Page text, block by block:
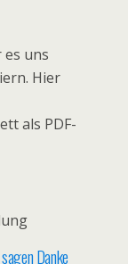
es uns
Hier
als PDF-
Danke